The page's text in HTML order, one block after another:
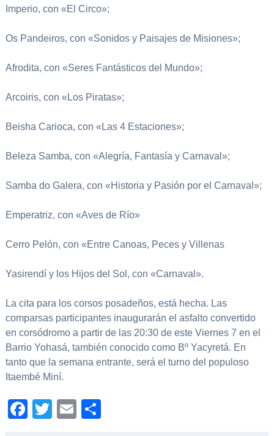
Imperio, con «El Circo»;
Os Pandeiros, con «Sonidos y Paisajes de Misiones»;
Afrodita, con «Seres Fantásticos del Mundo»;
Arcoiris, con «Los Piratas»;
Beisha Carioca, con «Las 4 Estaciones»;
Beleza Samba, con «Alegría, Fantasía y Carnaval»;
Samba do Galera, con «Historia y Pasión por el Carnaval»;
Emperatriz, con «Aves de Río»
Cerro Pelón, con «Entre Canoas, Peces y Villenas
Yasirendí y los Hijos del Sol, con «Carnaval».
La cita para los corsos posadeños, está hecha. Las
comparsas participantes inaugurarán el asfalto convertido
en corsódromo a partir de las 20:30 de este Viernes 7 en el
Barrio Yohasá, también conocido como Bº Yacyretá. En
tanto que la semana entrante, será el turno del populoso
Itaembé Miní.
Facebook
TwitterEmail